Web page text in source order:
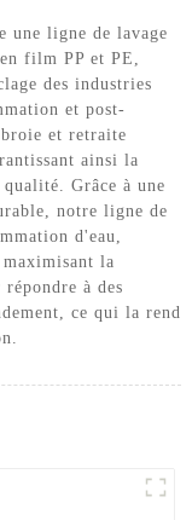
une ligne de lavage
film PP et PE,
des industries
et post-
et retraite
ainsi la
Grâce à une
notre ligne de
d'eau,
la
à des
ce qui la rend